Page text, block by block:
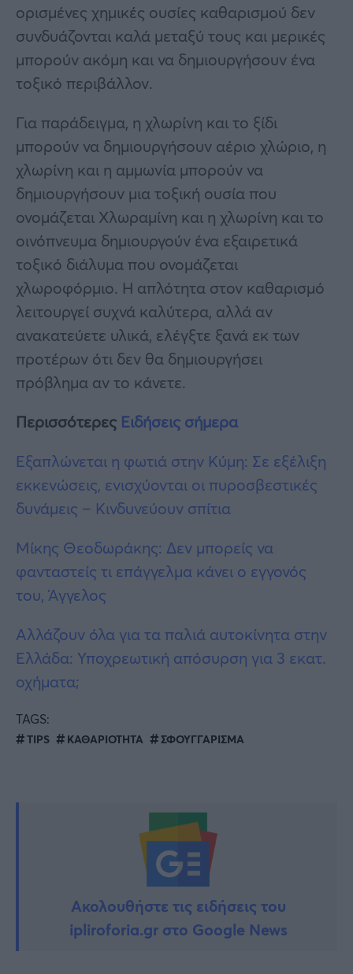
ορισμένες χημικές ουσίες καθαρισμού δεν
συνδυάζονται καλά μεταξύ τους και μερικές
μπορούν ακόμη και να δημιουργήσουν ένα
τοξικό περιβάλλον.
Για παράδειγμα, η χλωρίνη και το ξίδι
μπορούν να δημιουργήσουν αέριο χλώριο, η
χλωρίνη και η αμμωνία μπορούν να
δημιουργήσουν μια τοξική ουσία που
ονομάζεται Χλωραμίνη και η χλωρίνη και το
οινόπνευμα δημιουργούν ένα εξαιρετικά
τοξικό διάλυμα που ονομάζεται
χλωροφόρμιο. Η απλότητα στον καθαρισμό
λειτουργεί συχνά καλύτερα, αλλά αν
ανακατεύετε υλικά, ελέγξτε ξανά εκ των
προτέρων ότι δεν θα δημιουργήσει
πρόβλημα αν το κάνετε.
Περισσότερες Ειδήσεις σήμερα
Εξαπλώνεται η φωτιά στην Κύμη: Σε εξέλιξη
εκκενώσεις, ενισχύονται οι πυροσβεστικές
δυνάμεις – Κινδυνεύουν σπίτια
Μίκης Θεοδωράκης: Δεν μπορείς να
φανταστείς τι επάγγελμα κάνει ο εγγονός
του, Άγγελος
Αλλάζουν όλα για τα παλιά αυτοκίνητα στην
Ελλάδα: Υποχρεωτική απόσυρση για 3 εκατ.
οχήματα;
TAGS:
TIPS ΚΑΘΑΡΙΟΤΗΤΑ ΣΦΟΥΓΓΑΡΙΣΜΑ
Ακολουθήστε τις ειδήσεις του
ipliroforia.gr στο Google News